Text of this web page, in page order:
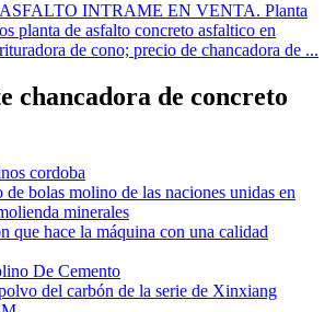
INTRAME EN VENTA. Planta
planta de asfalto concreto asfaltico en
de cono; precio de chancadora de ...
chancadora de concreto
cordoba
bolas molino de las naciones unidas en
minerales
que hace la máquina con una calidad
De Cemento
del carbón de la serie de Xinxiang